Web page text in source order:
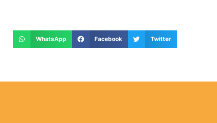
WhatsApp Facebook Twitter